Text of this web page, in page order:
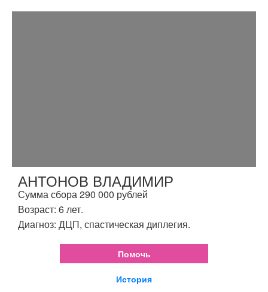
АНТОНОВ ВЛАДИМИР
Сумма сбора 290 000 рублей
Возраст: 6 лет.
Диагноз: ДЦП, спастическая диплегия.
Помочь
История